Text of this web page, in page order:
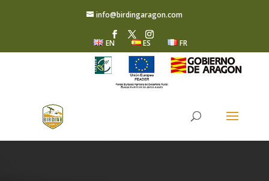
info@birdingaragon.com
EN ES FR